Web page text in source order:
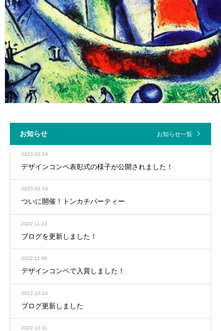
お知らせ お知らせ一覧
2023.02.19
デザインコンペ表彰式の様子が公開されました！
2023.02.03
ついに開催！トンカチパーティー
2022.11.23
ブログを更新しました！
2022.11.06
デザインコンペで入賞しました！
2022.10.14
ブログ更新しました
2022.10.11